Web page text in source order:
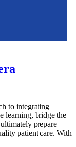
to integrating
learning, bridge the
prepare
patient care. With